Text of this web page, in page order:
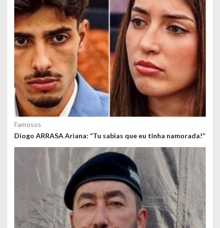
Famosos
Diogo ARRASA Ariana: “Tu sabias que eu tinha namorada!”